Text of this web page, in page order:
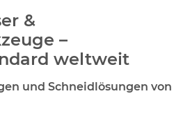
&
–
weltweit
und Schneidlösungen von